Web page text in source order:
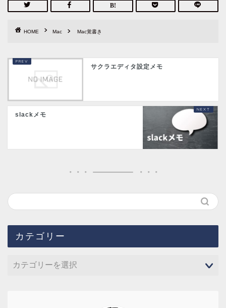
HOME Mac Mac覚書き
サクラエディタ設定メモ
slackメモ
カテゴリー